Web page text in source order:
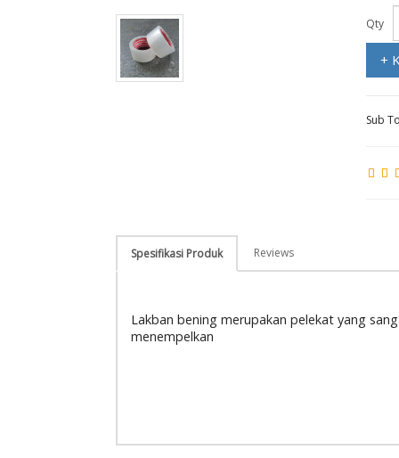
Qty
+
Sub
Spesifikasi Produk Reviews
Lakban bening merupakan pelekat yang
menempelkan